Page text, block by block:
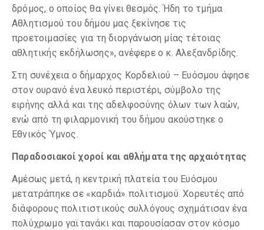
δρόμος, ο οποίος θα γίνει θεσμός. Ήδη το τμήμα
Αθλητισμού του δήμου μας ξεκίνησε τις
προετοιμασίες για τη διοργάνωση μίας τέτοιας
αθλητικής εκδήλωσης», ανέφερε ο κ. Αλεξανδρίδης.
Στη συνέχεια ο δήμαρχος Κορδελιού – Ευόσμου άφησε
στον ουρανό ένα λευκό περιστέρι, σύμβολο της
ειρήνης αλλά και της αδελφοσύνης όλων των λαών,
ενώ από τη φιλαρμονική του δήμου ακούστηκε ο
Εθνικός Ύμνος.
Παραδοσιακοί χοροί και αθλήματα της αρχαιότητας
Αμέσως μετά, η κεντρική πλατεία του Ευόσμου
μετατράπηκε σε «καρδιά» πολιτισμού. Χορευτές από
διάφορους πολιτιστικούς συλλόγους σχημάτισαν ένα
πολύχρωμο γαϊτανάκι και παρουσίασαν στον κόσμο